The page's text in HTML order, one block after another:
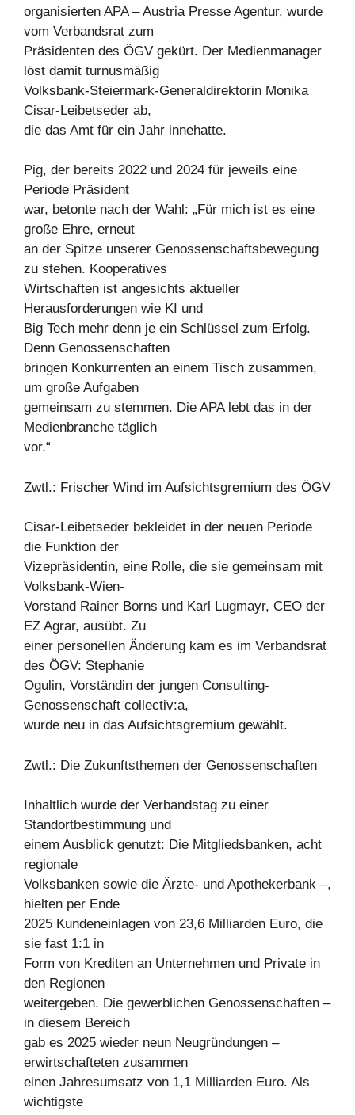
organisierten APA – Austria Presse Agentur, wurde
vom Verbandsrat zum
Präsidenten des ÖGV gekürt. Der Medienmanager
löst damit turnusmäßig
Volksbank-Steiermark-Generaldirektorin Monika
Cisar-Leibetseder ab,
die das Amt für ein Jahr innehatte.
Pig, der bereits 2022 und 2024 für jeweils eine
Periode Präsident
war, betonte nach der Wahl: „Für mich ist es eine
große Ehre, erneut
an der Spitze unserer Genossenschaftsbewegung
zu stehen. Kooperatives
Wirtschaften ist angesichts aktueller
Herausforderungen wie KI und
Big Tech mehr denn je ein Schlüssel zum Erfolg.
Denn Genossenschaften
bringen Konkurrenten an einem Tisch zusammen,
um große Aufgaben
gemeinsam zu stemmen. Die APA lebt das in der
Medienbranche täglich
vor.“
Zwtl.: Frischer Wind im Aufsichtsgremium des ÖGV
Cisar-Leibetseder bekleidet in der neuen Periode
die Funktion der
Vizepräsidentin, eine Rolle, die sie gemeinsam mit
Volksbank-Wien-
Vorstand Rainer Borns und Karl Lugmayr, CEO der
EZ Agrar, ausübt. Zu
einer personellen Änderung kam es im Verbandsrat
des ÖGV: Stephanie
Ogulin, Vorständin der jungen Consulting-
Genossenschaft collectiv:a,
wurde neu in das Aufsichtsgremium gewählt.
Zwtl.: Die Zukunftsthemen der Genossenschaften
Inhaltlich wurde der Verbandstag zu einer
Standortbestimmung und
einem Ausblick genutzt: Die Mitgliedsbanken, acht
regionale
Volksbanken sowie die Ärzte- und Apothekerbank –,
hielten per Ende
2025 Kundeneinlagen von 23,6 Milliarden Euro, die
sie fast 1:1 in
Form von Krediten an Unternehmen und Private in
den Regionen
weitergeben. Die gewerblichen Genossenschaften –
in diesem Bereich
gab es 2025 wieder neun Neugründungen –
erwirtschafteten zusammen
einen Jahresumsatz von 1,1 Milliarden Euro. Als
wichtigste